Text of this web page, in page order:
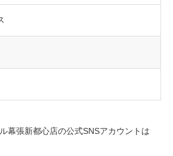
幕張新都心店の公式SNSアカウントは